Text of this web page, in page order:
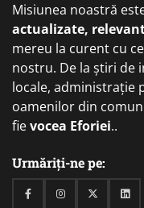
Misiunea noastră
actualizate,
mereu la curent cu
nostru. De la știri de
locale, administrație
oamenilor din
fievocea Eforiei..
Urmăriți-ne pe:
FacebookInstagramTwitter